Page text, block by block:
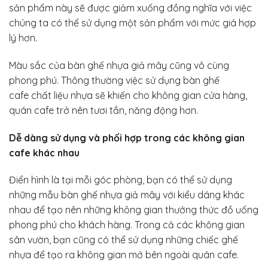
sản phẩm này sẽ được giảm xuống đồng nghĩa với việc
chúng ta có thể sử dụng một sản phẩm với mức giá hợp
lý hơn.
Màu sắc của bàn ghế nhựa giả mây cũng vô cùng
phong phú. Thông thường việc sử dụng bàn ghế
cafe chất liệu nhựa sẽ khiến cho không gian cửa hàng,
quán cafe trở nên tươi tắn, năng động hơn.
Dễ dàng sử dụng và phối hợp trong các không gian
cafe khác nhau
Điển hình là tại mỗi góc phòng, bạn có thể sử dụng
những mẫu bàn ghế nhựa giả mây với kiểu dáng khác
nhau để tạo nên những không gian thưởng thức đồ uống
phong phú cho khách hàng. Trong cả các không gian
sân vườn, bạn cũng có thể sử dụng những chiếc ghế
nhựa để tạo ra không gian mở bên ngoài quán cafe.